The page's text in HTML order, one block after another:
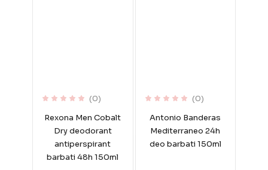
(0)
Rexona Men Cobalt
Dry deodorant
antiperspirant
barbati 48h 150ml
(0)
Antonio Banderas
Mediterraneo 24h
deo barbati 150ml